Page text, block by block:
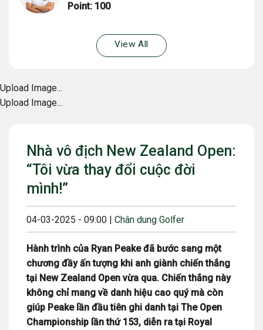
Nhà vô địch New Zealand Open:
“Tôi vừa thay đổi cuộc đời
mình!”
04-03-2025 - 09:00 | Chân dung Golfer
Hành trình của Ryan Peake đã bước sang một
chương đầy ấn tượng khi anh giành chiến thắng
tại New Zealand Open vừa qua. Chiến thắng này
không chỉ mang về danh hiệu cao quý mà còn
giúp Peake lần đầu tiên ghi danh tại The Open
Championship lần thứ 153, diễn ra tại Royal
Point: 100
View All
Upload Image...
Upload Image...